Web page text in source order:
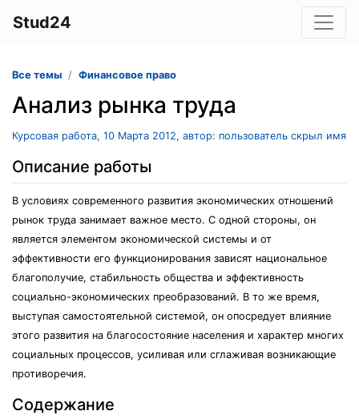
Stud24
Все темы Финансовое право
Анализ рынка труда
Курсовая работа, 10 Марта 2012, автор: пользователь скрыл имя
Описание работы
В условиях современного развития экономических отношений
рынок труда занимает важное место. С одной стороны, он
является элементом экономической системы и от
эффективности его функционирования зависят национальное
благополучие, стабильность общества и эффективность
социально-экономических преобразований. В то же время,
выступая самостоятельной системой, он опосредует влияние
этого развития на благосостояние населения и характер многих
социальных процессов, усиливая или сглаживая возникающие
противоречия.
Содержание